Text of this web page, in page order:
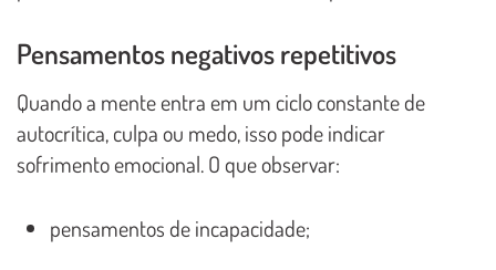
Pensamentos negativos repetitivos
Quando a mente entra em um ciclo constante de
autocrítica, culpa ou medo, isso pode indicar
sofrimento emocional. O que observar:
pensamentos de incapacidade;